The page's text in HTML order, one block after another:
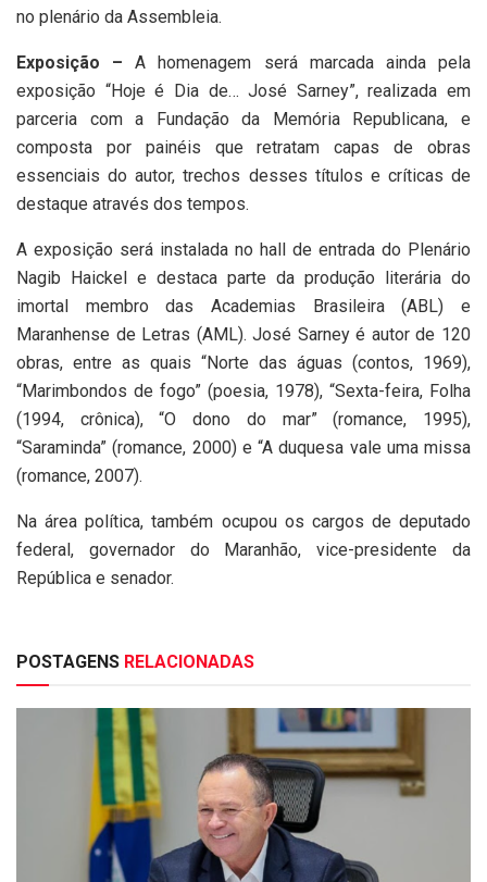
no plenário da Assembleia.
Exposição – A homenagem será marcada ainda pela
exposição “Hoje é Dia de… José Sarney”, realizada em
parceria com a Fundação da Memória Republicana, e
composta por painéis que retratam capas de obras
essenciais do autor, trechos desses títulos e críticas de
destaque através dos tempos.
A exposição será instalada no hall de entrada do Plenário
Nagib Haickel e destaca parte da produção literária do
imortal membro das Academias Brasileira (ABL) e
Maranhense de Letras (AML). José Sarney é autor de 120
obras, entre as quais “Norte das águas (contos, 1969),
“Marimbondos de fogo” (poesia, 1978), “Sexta-feira, Folha
(1994, crônica), “O dono do mar” (romance, 1995),
“Saraminda” (romance, 2000) e “A duquesa vale uma missa
(romance, 2007).
Na área política, também ocupou os cargos de deputado
federal, governador do Maranhão, vice-presidente da
República e senador.
POSTAGENS RELACIONADAS